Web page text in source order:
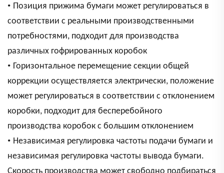
• Позиция прижима бумаги может регулироваться в
соответствии с реальными производственными
потребностями, подходит для производства
различных гофрированных коробок
• Горизонтальное перемещение секции общей
коррекции осуществляется электрически, положение
может регулироваться в соответствии с отклонением
коробки, подходит для бесперебойного
производства коробок с большим отклонением
• Независимая регулировка частоты подачи бумаги и
независимая регулировка частоты вывода бумаги.